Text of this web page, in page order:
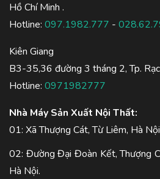
Hồ Chí Minh .
Hotline: 097.1982.777 -
Kiên Giang
B3-35,36 đường 3 tháng 2, Tp.
Hotline: 0971982777
Nhà Máy Sản Xuất Nội Thất:
01: Xã Thượng Cát, Từ Liêm, Hà
02: Đường Đại Đoàn Kết, Thượng
Hà Nội.